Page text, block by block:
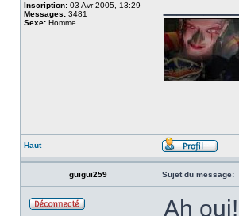
Inscription: 03 Avr 2005, 13:29
Messages: 3481
Sexe: Homme
Haut
guigui259 Sujet du message:
Ah